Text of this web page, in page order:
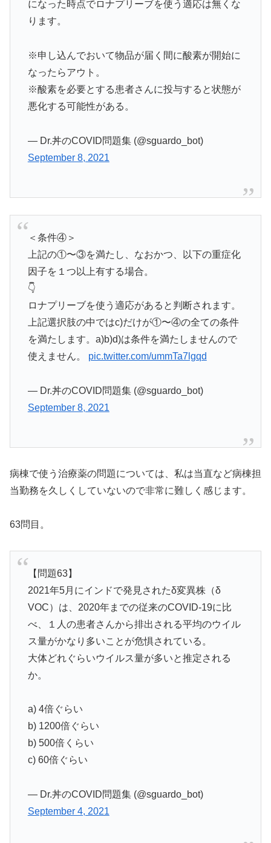
になった時点でロナプリーブを使う適応は無くな
ります。
※申し込んでおいて物品が届く間に酸素が開始に
なったらアウト。
※酸素を必要とする患者さんに投与すると状態が
悪化する可能性がある。
— Dr.丼のCOVID問題集 (@sguardo_bot)
September 8, 2021
＜条件④＞
上記の①〜③を満たし、なおかつ、以下の重症化
因子を１つ以上有する場合。
👇
ロナプリーブを使う適応があると判断されます。
上記選択肢の中ではc)だけが①〜④の全ての条件
を満たします。a)b)d)は条件を満たしませんので
使えません。 pic.twitter.com/ummTa7lgqd
— Dr.丼のCOVID問題集 (@sguardo_bot)
September 8, 2021
病棟で使う治療薬の問題については、私は当直など病棟担
当勤務を久しくしていないので非常に難しく感じます。
63問目。
【問題63】
2021年5月にインドで発見されたδ変異株（δ
VOC）は、2020年までの従来のCOVID-19に比
べ、１人の患者さんから排出される平均のウイル
ス量がかなり多いことが危惧されている。
大体どれぐらいウイルス量が多いと推定される
か。
a) 4倍ぐらい
b) 1200倍ぐらい
b) 500倍くらい
c) 60倍ぐらい
— Dr.丼のCOVID問題集 (@sguardo_bot)
September 4, 2021